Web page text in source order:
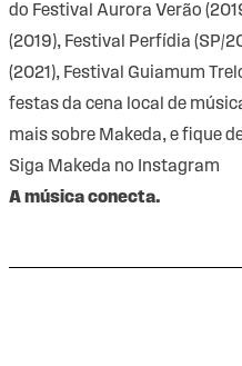
do Festival Aurora Verão
(2019), Festival Perfídia (SP/
(2021), Festival Guiamum
festas da cena local de
mais sobre Makeda, e fique
Siga Makeda no Instagram
A música conecta.